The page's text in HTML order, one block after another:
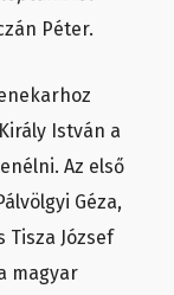
Péter.
István a
Az első
Géza,
Tisza József
magyar